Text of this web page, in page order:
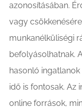
azonosításában.
vagy
munkanélküliségi
befolyásolhatnak.
hasonló
idő is fontosak. Az
online források,